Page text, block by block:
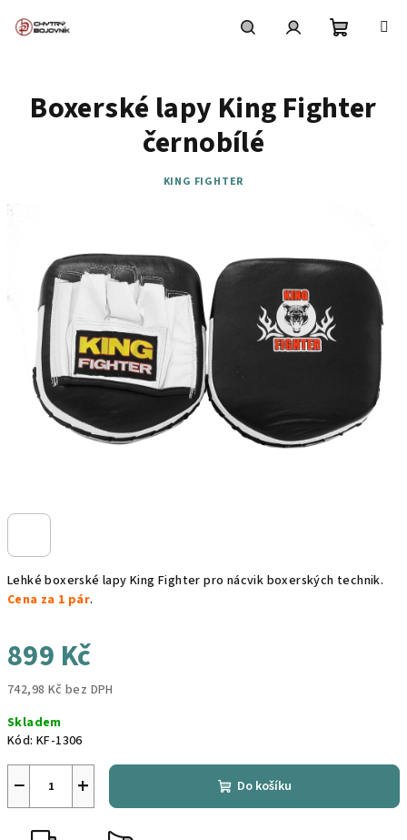
košík
Lehké boxerské lapy King Fighter pro nácvik boxerských technik.
Cena za 1 pár.
899 Kč
742,98 Kč bez DPH
cena:
Skladem
Kód: KF-1306
+
− Do košíku
Boxerské lapy King Fighter
černobílé
KING FIGHTER